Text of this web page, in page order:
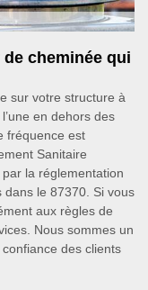
cheminée qui
sur votre structure à
en dehors des
fréquence est
Sanitaire
la réglementation
dans le 87370. Si vous
aux règles de
Nous sommes un
des clients